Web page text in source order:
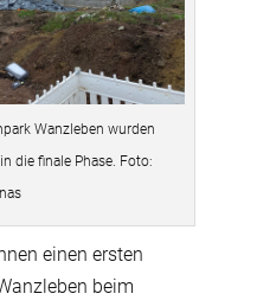
Wanzleben wurden
die finale Phase. Foto:
einen ersten
beim